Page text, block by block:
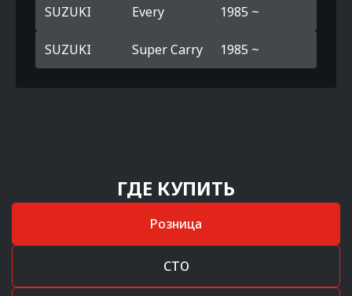
SUZUKI Every 1985 ~
SUZUKI Super Carry 1985 ~
ГДЕ КУПИТЬ
Розница
СТО